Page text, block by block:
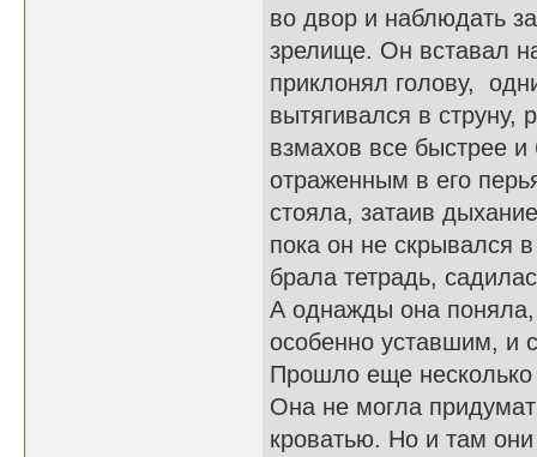
во двор и наблюдать
зрелище. Он вставал
приклонял голову,
вытягивался в
взмахов все быстрее и
отраженным в его
стояла, затаив
пока он не скрывался
брала тетрадь,
А однажды она поняла,
особенно уставшим, и
Прошло еще
Она не могла
кроватью. Но и там